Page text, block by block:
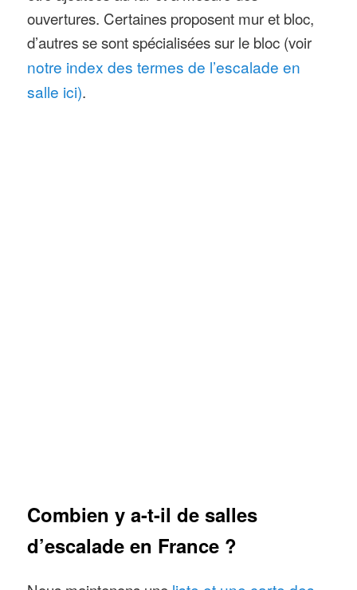
ouvertures. Certaines proposent mur et bloc,
d’autres se sont spécialisées sur le bloc (voir
notre index des termes de l’escalade en
salle ici).
Combien y a-t-il de salles
d’escalade en France ?